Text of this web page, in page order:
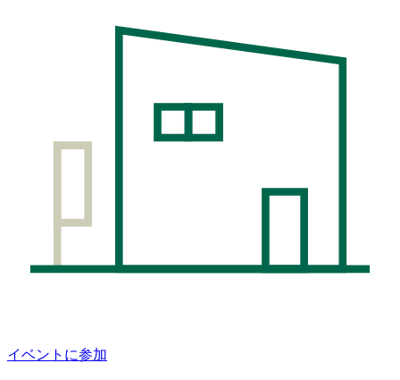
イベントに参加